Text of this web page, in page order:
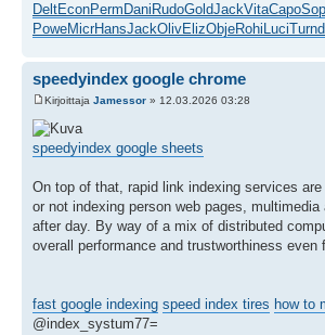
DeltEconPerm Dani RudoGoldJackVitaCapo
PoweMicrHansJackOlivElizObjeRohi LuciTurn
speedyindex google chrome
Kirjoittaja Jamessor » 12.03.2026 03:28
speedyindex google sheets
On top of that, rapid link indexing services
or not indexing person web pages,
after day. By way of a mix of distributed
overall performance and trustworthiness
fast google indexing speed index tires how to
@index_systum77=